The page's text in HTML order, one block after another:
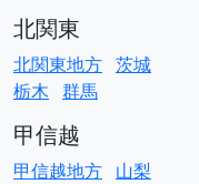
北関東
北関東地方 茨城
栃木 群馬
甲信越
甲信越地方 山梨